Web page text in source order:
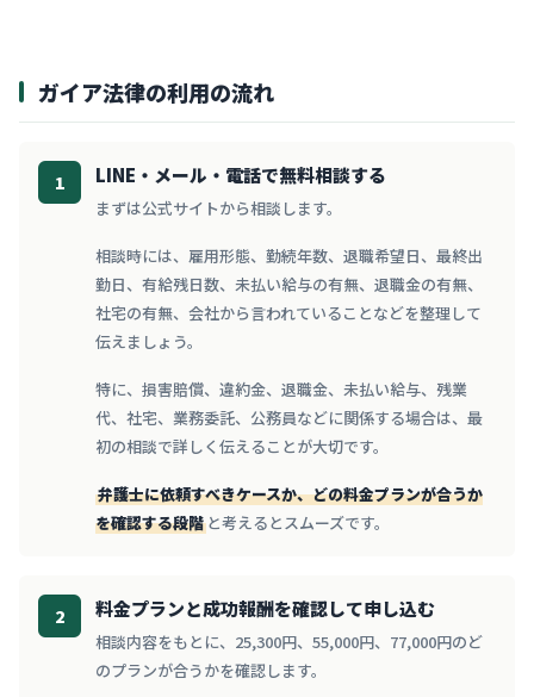
ガイア法律の利用の流れ
1 LINE・メール・電話で無料相談する
まずは公式サイトから相談します。
相談時には、雇用形態、勤続年数、退職希望日、最終出
勤日、有給残日数、未払い給与の有無、退職金の有無、
社宅の有無、会社から言われていることなどを整理して
伝えましょう。
特に、損害賠償、違約金、退職金、未払い給与、残業
代、社宅、業務委託、公務員などに関係する場合は、最
初の相談で詳しく伝えることが大切です。
弁護士に依頼すべきケースか、どの料金プランが合うか
を確認する段階 と考えるとスムーズです。
2 料金プランと成功報酬を確認して申し込む
相談内容をもとに、25,300円、55,000円、77,000円のど
のプランが合うかを確認します。